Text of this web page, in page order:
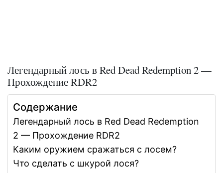
Легендарный лось в Red Dead Redemption 2 —
Прохождение RDR2
Содержание
Легендарный лось в Red Dead Redemption
2 — Прохождение RDR2
Каким оружием сражаться с лосем?
Что сделать с шкурой лося?